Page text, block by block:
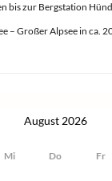
bis zur Bergstation
– Großer Alpsee in ca.
August 2026
Mi Do Fr